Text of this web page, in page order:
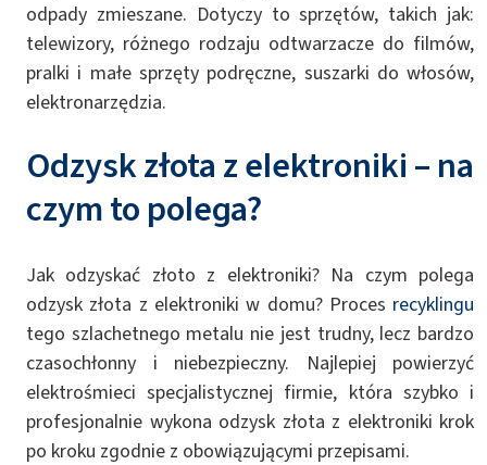
odpady zmieszane. Dotyczy to sprzętów, takich jak:
telewizory, różnego rodzaju odtwarzacze do filmów,
pralki i małe sprzęty podręczne, suszarki do włosów,
elektronarzędzia.
Odzysk złota z elektroniki – na
czym to polega?
Jak odzyskać złoto z elektroniki? Na czym polega
odzysk złota z elektroniki w domu? Proces recyklingu
tego szlachetnego metalu nie jest trudny, lecz bardzo
czasochłonny i niebezpieczny. Najlepiej powierzyć
elektrośmieci specjalistycznej firmie, która szybko i
profesjonalnie wykona odzysk złota z elektroniki krok
po kroku zgodnie z obowiązującymi przepisami.